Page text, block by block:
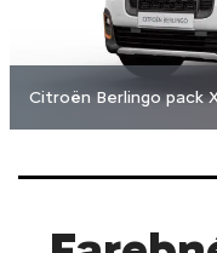
Citroën Berlingo pack